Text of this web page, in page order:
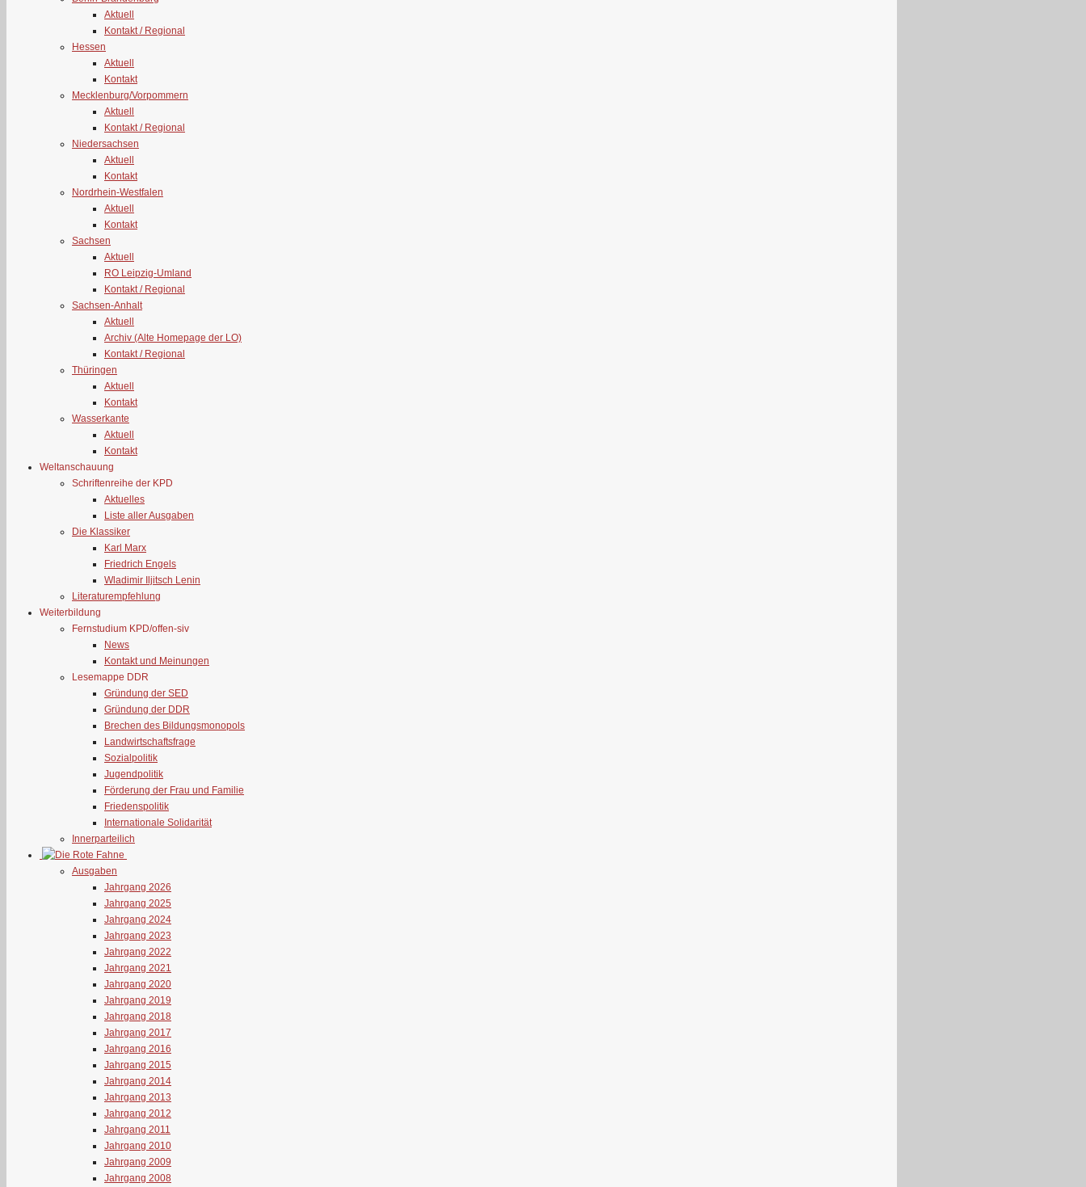
Aktuell
Kontakt / Regional
Hessen
Aktuell
Kontakt
Mecklenburg/Vorpommern
Aktuell
Kontakt / Regional
Niedersachsen
Aktuell
Kontakt
Nordrhein-Westfalen
Aktuell
Kontakt
Sachsen
Aktuell
RO Leipzig-Umland
Kontakt / Regional
Sachsen-Anhalt
Aktuell
Archiv (Alte Homepage der LO)
Kontakt / Regional
Thüringen
Aktuell
Kontakt
Wasserkante
Aktuell
Kontakt
Weltanschauung
Schriftenreihe der KPD
Aktuelles
Liste aller Ausgaben
Die Klassiker
Karl Marx
Friedrich Engels
Wladimir Iljitsch Lenin
Literaturempfehlung
Weiterbildung
Fernstudium KPD/offen-siv
News
Kontakt und Meinungen
Lesemappe DDR
Gründung der SED
Gründung der DDR
Brechen des Bildungsmonopols
Landwirtschaftsfrage
Sozialpolitik
Jugendpolitik
Förderung der Frau und Familie
Friedenspolitik
Internationale Solidarität
Innerparteilich
Ausgaben
Jahrgang 2026
Jahrgang 2025
Jahrgang 2024
Jahrgang 2023
Jahrgang 2022
Jahrgang 2021
Jahrgang 2020
Jahrgang 2019
Jahrgang 2018
Jahrgang 2017
Jahrgang 2016
Jahrgang 2015
Jahrgang 2014
Jahrgang 2013
Jahrgang 2012
Jahrgang 2011
Jahrgang 2010
Jahrgang 2009
Jahrgang 2008